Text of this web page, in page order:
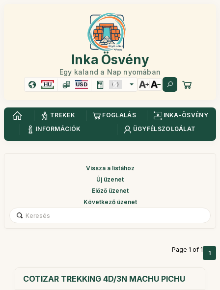
Inka Ösvény
Egy kaland a Nap nyomában
HU USD
TREKEK FOGLALÁS
INKA-ÖSVÉNY
INFORMÁCIÓK
ÜGYFÉLSZOLGÁLAT
Vissza a listához
Új üzenet
Előző üzenet
Következő üzenet
Page 1 of 1 1
COTIZAR TREKKING 4D/3N MACHU PICHU